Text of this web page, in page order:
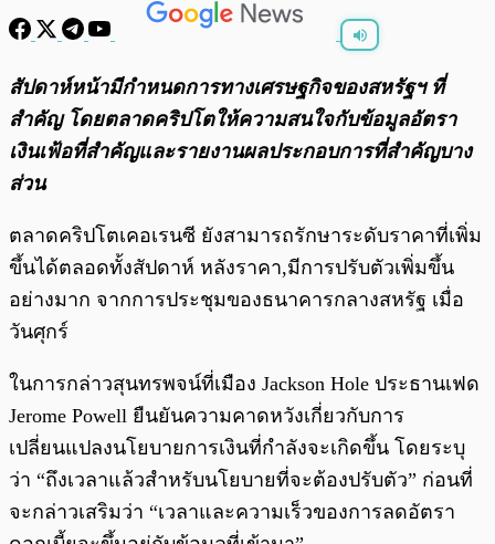
พร้อมเล่น / 0:00
สัปดาห์หน้ามีกำหนดการทางเศรษฐกิจของสหรัฐฯ ที่
สำคัญ โดยตลาดคริปโตให้ความสนใจกับข้อมูลอัตรา
เงินเฟ้อที่สำคัญและรายงานผลประกอบการที่สำคัญบาง
ส่วน
ตลาดคริปโตเคอเรนซี ยังสามารถรักษาระดับราคาที่เพิ่ม
ขึ้นได้ตลอดทั้งสัปดาห์ หลังราคา,มีการปรับตัวเพิ่มขึ้น
อย่างมาก จากการประชุมของธนาคารกลางสหรัฐ เมื่อ
วันศุกร์
ในการกล่าวสุนทรพจน์ที่เมือง Jackson Hole ประธานเฟด
Jerome Powell ยืนยันความคาดหวังเกี่ยวกับการ
เปลี่ยนแปลงนโยบายการเงินที่กำลังจะเกิดขึ้น โดยระบุ
ว่า “ถึงเวลาแล้วสำหรับนโยบายที่จะต้องปรับตัว” ก่อนที่
จะกล่าวเสริมว่า “เวลาและความเร็วของการลดอัตรา